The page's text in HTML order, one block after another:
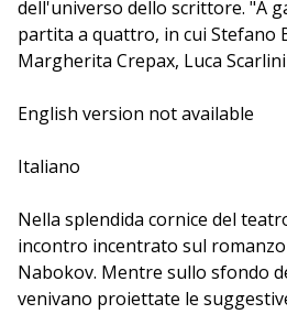
dell'universo dello scrittore. "A
partita a quattro, in cui Stefano
Margherita Crepax, Luca
mondo saturo di invenzione
romanzo.
English version not available
Italiano
Nella splendida cornice del
incontro incentrato sul
Nabokov. Mentre sullo sfondo
venivano proiettate le